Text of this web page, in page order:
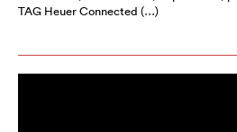
TAG Heuer Connected (…)